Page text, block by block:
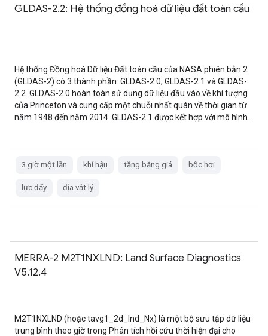
GLDAS-2.2: Hệ thống đồng hoá dữ liệu đất toàn cầu
Hệ thống Đồng hoá Dữ liệu Đất toàn cầu của NASA phiên bản 2
(GLDAS-2) có 3 thành phần: GLDAS-2.0, GLDAS-2.1 và GLDAS-
2.2. GLDAS-2.0 hoàn toàn sử dụng dữ liệu đầu vào về khí tượng
của Princeton và cung cấp một chuỗi nhất quán về thời gian từ
năm 1948 đến năm 2014. GLDAS-2.1 được kết hợp với mô hình…
3 giờ một lần khí hậu tầng băng giá bốc hơi
lực đẩy địa vật lý
MERRA-2 M2T1NXLND: Land Surface Diagnostics
V5.12.4
M2T1NXLND (hoặc tavg1_2d_lnd_Nx) là một bộ sưu tập dữ liệu
trung bình theo giờ trong Phân tích hồi cứu thời hiện đại cho